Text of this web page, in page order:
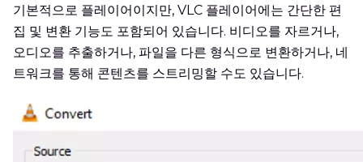
기본적으로 플레이어이지만, VLC 플레이어에는 간단한 편
집 및 변환 기능도 포함되어 있습니다. 비디오를 자르거나,
오디오를 추출하거나, 파일을 다른 형식으로 변환하거나, 네
트워크를 통해 콘텐츠를 스트리밍할 수도 있습니다.